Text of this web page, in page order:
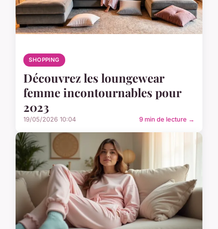
SHOPPING
Découvrez les loungewear
femme incontournables pour
2023
19/05/2026 10:04 9 min de lecture →